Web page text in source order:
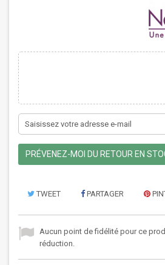
PRÉVENEZ-MOI DU RETOUR EN
TWEET PARTAGER
Aucun point de fidélité pour ce
réduction.